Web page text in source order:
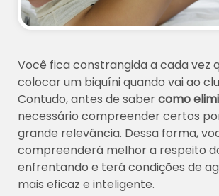
Você fica constrangida a cada vez
colocar um biquíni quando vai ao
Contudo, antes de sabercomo
necessário compreender certos
grande relevância. Dessa forma,
compreenderá melhor a respeito
enfrentando e terá condições de
mais eficaz e inteligente.